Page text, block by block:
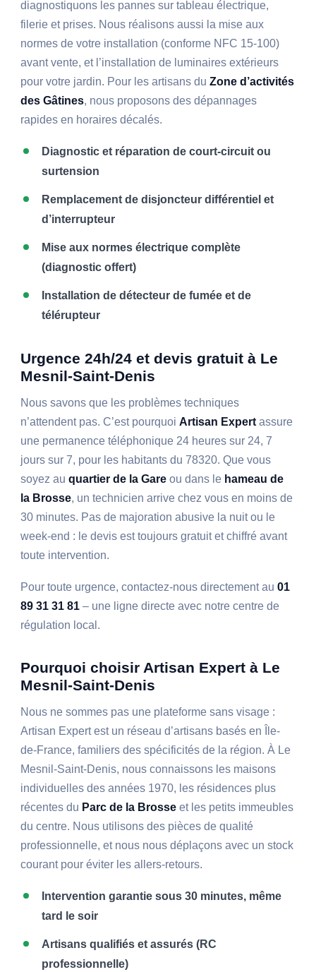
diagnostiquons les pannes sur tableau électrique,
filerie et prises. Nous réalisons aussi la mise aux
normes de votre installation (conforme NFC 15-100)
avant vente, et l’installation de luminaires extérieurs
pour votre jardin. Pour les artisans duZone d’activités
des Gâtines, nous proposons des dépannages
rapides en horaires décalés.
Diagnostic et réparation de court-circuit ou
surtension
Remplacement de disjoncteur différentiel et
d’interrupteur
Mise aux normes électrique complète
(diagnostic offert)
Installation de détecteur de fumée et de
télérupteur
Urgence 24h/24 et devis gratuit à Le
Mesnil-Saint-Denis
Nous savons que les problèmes techniques
n’attendent pas. C’est pourquoiArtisan Expertassure
une permanence téléphonique 24 heures sur 24, 7
jours sur 7, pour les habitants du 78320. Que vous
soyez auquartier de la Gare ou dans le hameau de
la Brosse, un technicien arrive chez vous en moins de
30 minutes. Pas de majoration abusive la nuit ou le
week-end : le devis est toujours gratuit et chiffré avant
toute intervention.
Pour toute urgence, contactez-nous directement au01
89 31 31 81 – une ligne directe avec notre centre de
régulation local.
Pourquoi choisir Artisan Expert à Le
Mesnil-Saint-Denis
Nous ne sommes pas une plateforme sans visage :
Artisan Expert est un réseau d’artisans basés en Île-
de-France, familiers des spécificités de la région. À Le
Mesnil-Saint-Denis, nous connaissons les maisons
individuelles des années 1970, les résidences plus
récentes du Parc de la Brosse et les petits immeubles
du centre. Nous utilisons des pièces de qualité
professionnelle, et nous nous déplaçons avec un stock
courant pour éviter les allers-retours.
Intervention garantie sous 30 minutes, même
tard le soir
Artisans qualifiés et assurés (RC
professionnelle)